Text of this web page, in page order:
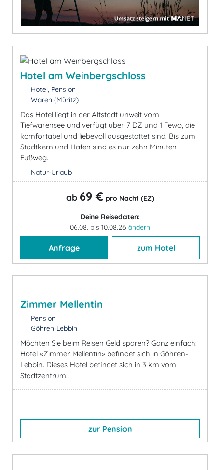
Hotel am Weinbergschloss
Hotel, Pension
Waren (Müritz)
Das Hotel liegt in der Altstadt unweit vom
Tiefwarensee und verfügt über 7 DZ und 1 Fewo, die
komfortabel und liebevoll ausgestattet sind. Bis zum
Stadtkern und Hafen sind es nur zehn Minuten
Fußweg.
Natur-Urlaub
ab 69 € pro Nacht (EZ)
Deine Reisedaten:
06.08. bis 10.08.26 ändern
Anfrage zum Hotel
Zimmer Mellentin
Pension
Göhren-Lebbin
Möchten Sie beim Reisen Geld sparen? Ganz einfach:
Hotel «Zimmer Mellentin» befindet sich in Göhren-
Lebbin. Dieses Hotel befindet sich in 3 km vom
Stadtzentrum.
zur Pension